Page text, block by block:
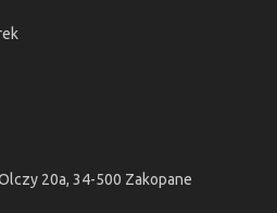
20a, 34-500 Zakopane